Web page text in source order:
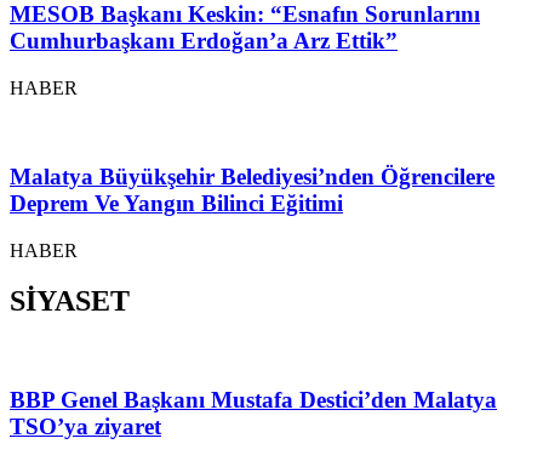
MESOB Başkanı Keskin: “Esnafın Sorunlarını
Cumhurbaşkanı Erdoğan’a Arz Ettik”
HABER
Malatya Büyükşehir Belediyesi’nden Öğrencilere
Deprem Ve Yangın Bilinci Eğitimi
HABER
SİYASET
BBP Genel Başkanı Mustafa Destici’den Malatya
TSO’ya ziyaret